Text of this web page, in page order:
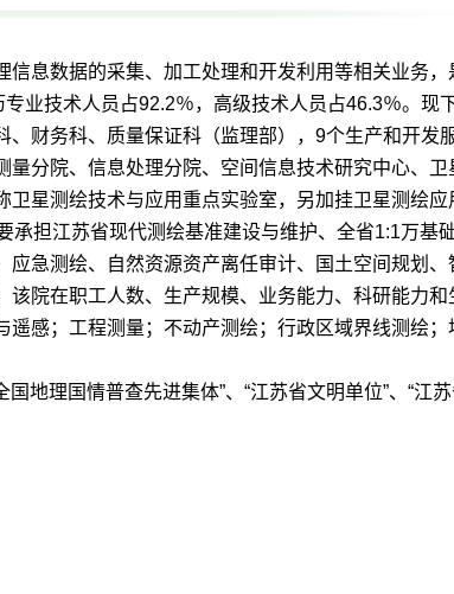
息数据的采集、加工处理和开发利用等相关业务，
业技术人员占92.2％，高级技术人员占46.3％。现
财务科、质量保证科（监理部），9个生产和开发
分院、信息处理分院、空间信息技术研究中心、卫
星测绘技术与应用重点实验室，另加挂卫星测绘应
担江苏省现代测绘基准建设与维护、全省1:1万基
急测绘、自然资源资产离任审计、国土空间规划、
院在职工人数、生产规模、业务能力、科研能力和
感；工程测量；不动产测绘；行政区域界线测绘；
地理国情普查先进集体”、“江苏省文明单位”、“江